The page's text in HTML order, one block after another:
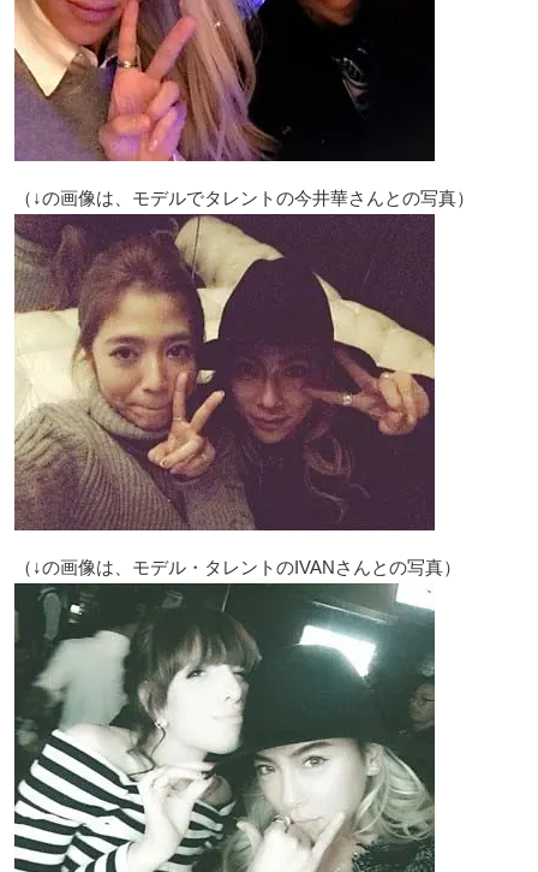
（↓の画像は、モデルでタレントの今井華さんとの写真）
（↓の画像は、モデル・タレントのIVANさんとの写真）